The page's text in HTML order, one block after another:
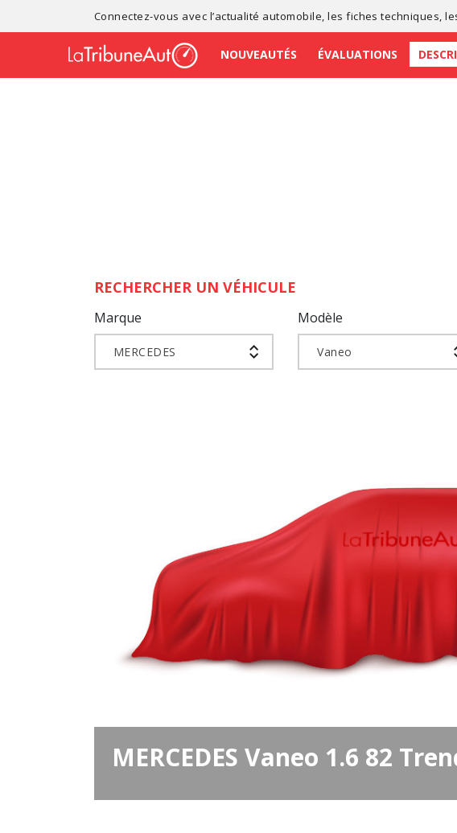
Connectez-vous avec l’actualité automobile , lesfiches techniques ,
NOUVEAUTÉS ÉVALUATIONS
RECHERCHER UN VÉHICULE
Marque
MERCEDES
Modèle
Vaneo
MERCEDES Vaneo 1.6 82